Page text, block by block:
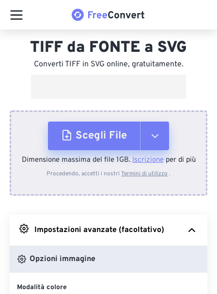
TIFF da FONTE a SVG
Converti TIFF in SVG online, gratuitamente.
Scegli File
Dal dispositivo
Da Google Drive
Dimensione massima del file 1GB.Iscrizioneper di più
Procedendo, accetti i nostri Termini di utilizzo .
Impostazioni avanzate (facoltativo)
Opzioni immagine
Modalità colore